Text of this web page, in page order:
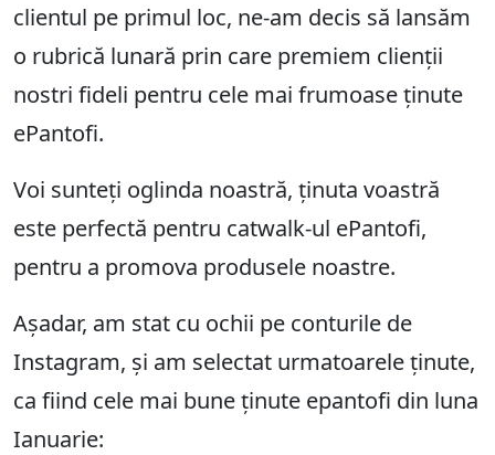
clientul pe primul loc, ne-am decis să lansăm
o rubrică lunară prin care premiem clienții
nostri fideli pentru cele mai frumoase ținute
ePantofi.
Voi sunteți oglinda noastră, ținuta voastră
este perfectă pentru catwalk-ul ePantofi,
pentru a promova produsele noastre.
Așadar, am stat cu ochii pe conturile de
Instagram, și am selectat urmatoarele ținute,
ca fiind cele mai bune ținute epantofi din luna
Ianuarie: